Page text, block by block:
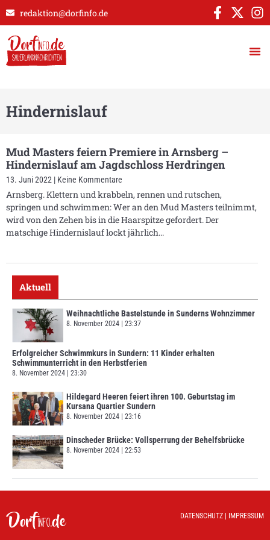
redaktion@dorfinfo.de
Hindernislauf
Mud Masters feiern Premiere in Arnsberg –
Hindernislauf am Jagdschloss Herdringen
13. Juni 2022 Keine Kommentare
Arnsberg. Klettern und krabbeln, rennen und rutschen,
springen und schwimmen: Wer an den Mud Masters teilnimmt,
wird von den Zehen bis in die Haarspitze gefordert. Der
matschige Hindernislauf lockt jährlich
Aktuell
Weihnachtliche Bastelstunde in Sunderns Wohnzimmer
8. November 2024 23:37
Erfolgreicher Schwimmkurs in Sundern: 11 Kinder erhalten
Schwimmunterricht in den Herbstferien
8. November 2024 23:30
Hildegard Heeren feiert ihren 100. Geburtstag im
Kursana Quartier Sundern
8. November 2024 23:16
Dinscheder Brücke: Vollsperrung der Behelfsbrücke
8. November 2024 22:53
DATENSCHUTZ IMPRESSUM